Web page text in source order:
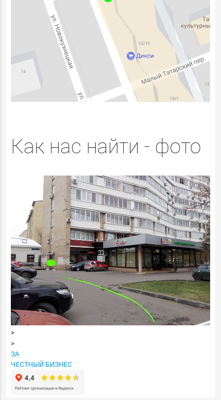
Как нас найти - фото
>
>
ЗА
ЧЕСТНЫЙ БИЗНЕС